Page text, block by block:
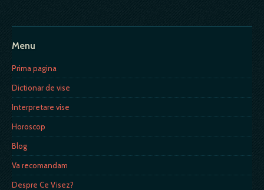
Menu
Prima pagina
Dictionar de vise
Interpretare vise
Horoscop
Blog
Va recomandam
Despre Ce Visez?